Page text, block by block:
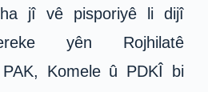
jî vê pisporiyê li dijî
yên Rojhilatê
Komele û PDKÎ bi